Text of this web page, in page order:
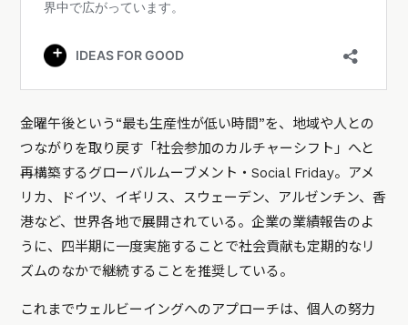
金曜午後という“最も生産性が低い時間”を、地域や人との
つながりを取り戻す「社会参加のカルチャーシフト」へと
再構築するグローバルムーブメント・Social Friday。アメ
リカ、ドイツ、イギリス、スウェーデン、アルゼンチン、香
港など、世界各地で展開されている。企業の業績報告のよ
うに、四半期に一度実施することで社会貢献も定期的なリ
ズムのなかで継続することを推奨している。
これまでウェルビーイングへのアプローチは、個人の努力